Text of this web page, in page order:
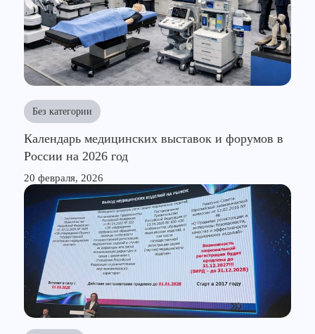
Без категории
Календарь медицинских выставок и форумов в
России на 2026 год
20 февраля, 2026